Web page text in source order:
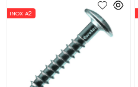
INOX A2